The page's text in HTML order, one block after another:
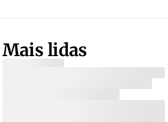
Mais lidas